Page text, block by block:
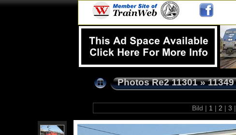
Photos Re2 11301»11349
Bild | 1 | 2 | 3 |